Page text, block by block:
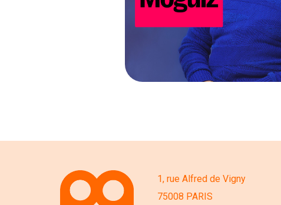
1, rue Alfred de Vigny
75008 PARIS